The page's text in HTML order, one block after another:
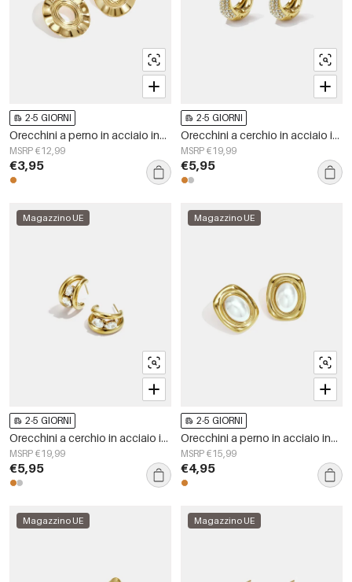
2-5 GIORNI
Orecchini a perno in acciaio inossidabile, forma irregolare, semplici, serie &quot;Semplici per tutti i giorni&quot;, gioielli da donna
MSRP €12,99
€3,95
2-5 GIORNI
Orecchini a cerchio in acciaio inossidabile, forma irregolare, semplici, della serie Simple Daily, gioielli da donna.
MSRP €19,99
€5,95
Magazzino UE
2-5 GIORNI
Orecchini a cerchio in acciaio inossidabile, forma geometrica, semplici, serie Daily Simple, gioielli da donna
MSRP €19,99
€5,95
Magazzino UE
2-5 GIORNI
Orecchini a perno in acciaio inossidabile, forma geometrica, semplici, serie &quot;Daily Simple&quot;, gioielli da donna.
MSRP €15,99
€4,95
Magazzino UE Magazzino UE